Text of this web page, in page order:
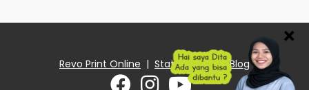
Revo Print Online | Status Order|Blog
×